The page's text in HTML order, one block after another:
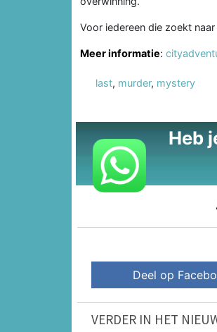
Voor iedereen die zoekt
Meer informatie:
last, murder, mystery
Heb
Deel op
VERDER IN HET